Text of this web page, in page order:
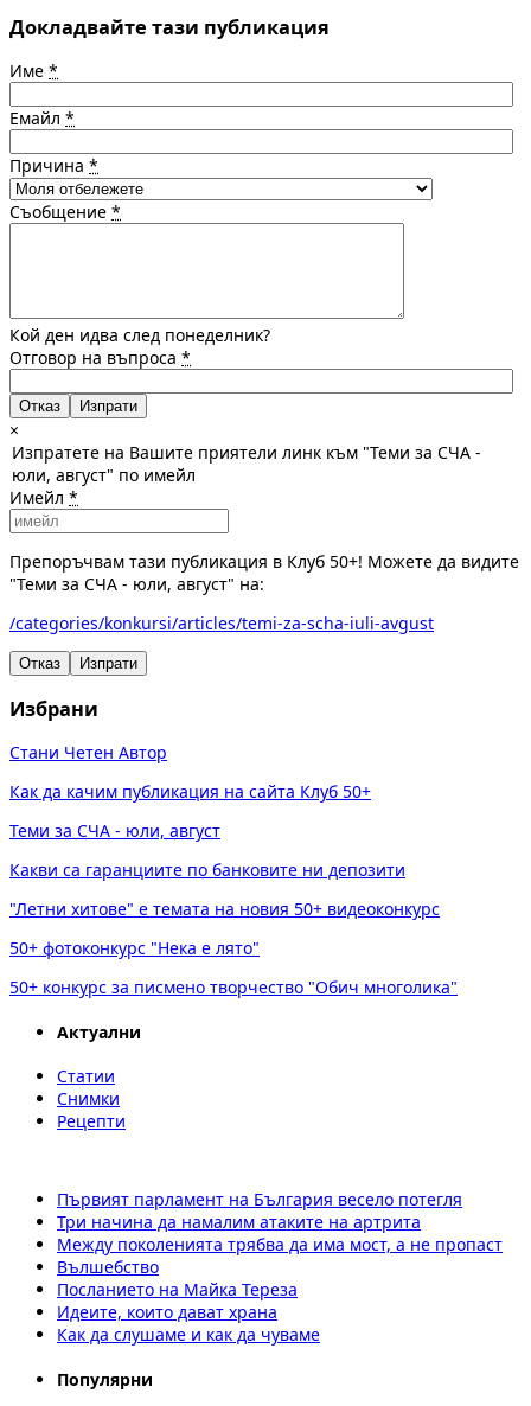
Докладвайте тази публикация
Име *
Емайл *
Причина *
Съобщение *
Кой ден идва след понеделник?
Отговор на въпроса *
Отказ
×
Изпратете на Вашите приятели линк към "Теми за СЧА -
юли, август" по имейл
Имейл *
Препоръчвам тази публикация в Клуб 50+! Можете да видите
"Теми за СЧА - юли, август" на:
/categories/konkursi/articles/temi-za-scha-iuli-avgust
Отказ Изпрати
Избрани
Стани Четен Автор
Как да качим публикация на сайта Клуб 50+
Теми за СЧА - юли, август
Какви са гаранциите по банковите ни депозити
"Летни хитове" е темата на новия 50+ видеоконкурс
50+ фотоконкурс "Нека е лято"
50+ конкурс за писмено творчество "Обич многолика"
Актуални
Статии
Снимки
Рецепти
Първият парламент на България весело потегля
Три начина да намалим атаките на артрита
Между поколенията трябва да има мост, а не пропаст
Вълшебство
Посланието на Майка Тереза
Идеите, които дават храна
Как да слушаме и как да чуваме
Популярни